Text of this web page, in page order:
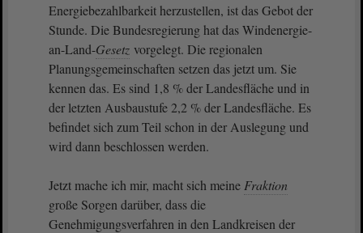
Energiebezahlbarkeit herzustellen, ist das Gebot der
Stunde. Die Bundesregierung hat das Windenergie-
an-Land-Gesetz vorgelegt. Die regionalen
Planungsgemeinschaften setzen das jetzt um. Sie
kennen das. Es sind 1,8 % der Landesfläche und in
der letzten Ausbaustufe 2,2 % der Landesfläche. Es
befindet sich zum Teil schon in der Auslegung und
wird dann beschlossen werden.
Jetzt mache ich mir, macht sich meine Fraktion
große Sorgen darüber, dass die
Genehmigungsverfahren in den Landkreisen der